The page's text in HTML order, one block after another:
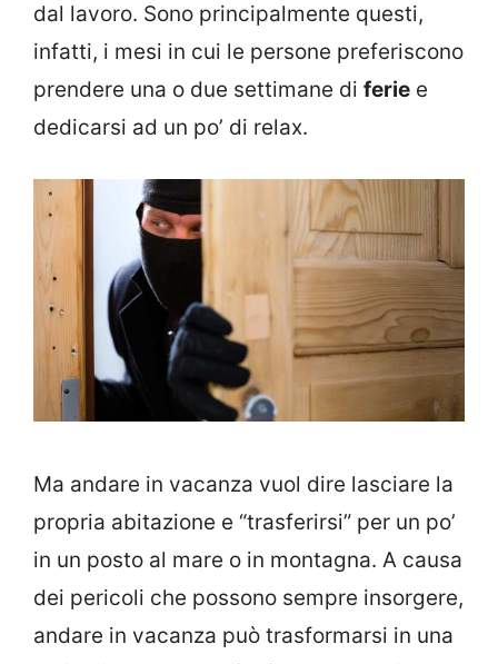
dal lavoro. Sono principalmente questi,
infatti, i mesi in cui le persone preferiscono
prendere una o due settimane di ferie e
dedicarsi ad un po’ di relax.
Ma andare in vacanza vuol dire lasciare la
propria abitazione e “trasferirsi” per un po’
in un posto al mare o in montagna. A causa
dei pericoli che possono sempre insorgere,
andare in vacanza può trasformarsi in una